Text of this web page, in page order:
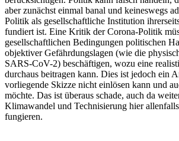
aber zunächst einmal banal und keineswegs
Politik als gesellschaftliche Institution
fundiert ist. Eine Kritik der Corona-Politik
gesellschaftlichen Bedingungen politischen
objektiver Gefährdungslagen (wie die
SARS-CoV-2) beschäftigen, wozu eine
durchaus beitragen kann. Dies ist jedoch ein
vorliegende Skizze nicht einlösen kann und
möchte. Das ist überaus schade, auch da
Klimawandel und Technisierung hier
fungieren.